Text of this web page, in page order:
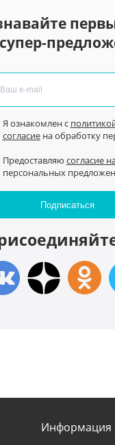
Я ознакомлен с
согласиена обработку
Предоставляю согласие
персональных
Информация